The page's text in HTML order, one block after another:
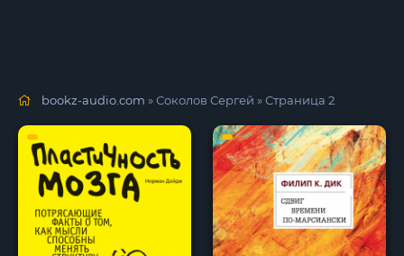
bookz-audio.com » Соколов Сергей » Страница 2